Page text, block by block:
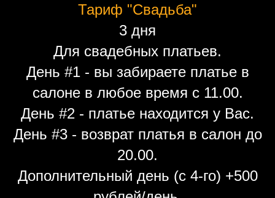
Тариф "Свадьба"
3 дня
Для свадебных платьев.
День #1 - вы забираете платье в
салоне в любое время с 11.00.
День #2 - платье находится у Вас.
День #3 - возврат платья в салон до
20.00.
Дополнительный день (с 4-го) +500